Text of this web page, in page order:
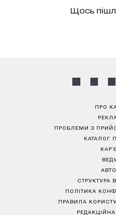
Щось
ПРО
ПРОБЛЕМИ З
КАТАЛОГ
СТРУКТУРА
ПОЛІТИКА
ПРАВИЛА